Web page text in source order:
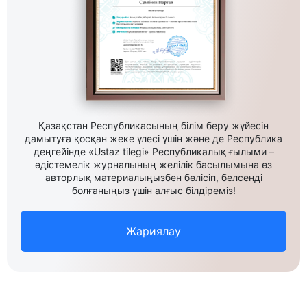
Қазақстан Республикасының білім беру жүйесін
дамытуға қосқан жеке үлесі үшін және де Республика
деңгейінде «Ustaz tilegi» Республикалық ғылыми –
әдістемелік журналының желілік басылымына өз
авторлық материалыңызбен бөлісіп, белсенді
болғаныңыз үшін алғыс білдіреміз!
Жариялау